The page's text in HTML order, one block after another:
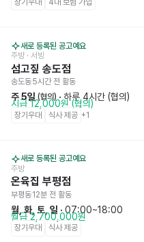
새로 등록된 공고예요
주방 · 서빙
섬고짚 송도점
송도동5시간 전 활동
주 5일 (협의) · 하루 4시간 (협의)
시급 12,000원 (협의)
장기우대 식사 제공 +1
새로 등록된 공고예요
주방
온육집 부평점
부평동12분 전 활동
월, 화, 토, 일 · 07:00~18:00
월급 2,700,000원
장기우대 식사 제공